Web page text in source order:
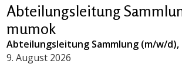
Abteilungsleitung
mumok
Abteilungsleitung Sammlung (m/w/d),
9. August 2026